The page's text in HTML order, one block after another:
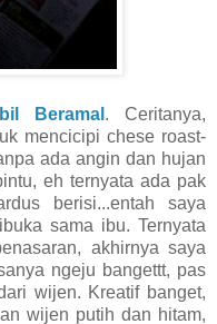
Beramal . Ceritanya,
mencicipi chese roast-
ada angin dan hujan
eh ternyata ada pak
berisi...entah saya
sama ibu. Ternyata
akhirnya saya
ngeju bangettt, pas
wijen. Kreatif banget,
wijen putih dan hitam,